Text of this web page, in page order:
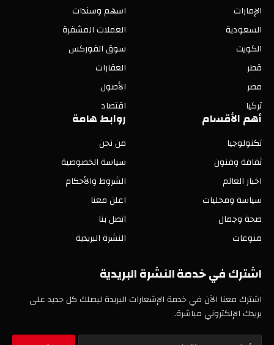
الإمارات
السعودية
الكويت
قطر
مصر
تركيا
اسهم وسندات
العملات المشفرة
سوق الفوركس
العقارات
الأصول
اقتصاد
أهم الأقسام
تكنولوجيا
ثقافة وفنون
اخبار العالم
سياسة ومحليات
صحة وجمال
منوعات
روابط هامة
من نحن
سياسة الخصوصية
الشروط والأحكام
اعلن معنا
اتصل بنا
النشرة البريدية
اشترك في خدمة النشرة البريدية
اشترك معنا الآن في خدمة الإشعارات البريدة ليصلك كل جديد على
بريدك الإلكتروني مباشرة.